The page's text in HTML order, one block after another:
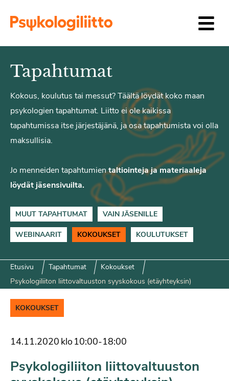
Tapahtumat
Kokous, koulutus tai messut? Täältä löydät koko maan
psykologien tapahtumat. Liitto ei ole kaikissa
tapahtumissa itse järjestäjänä, ja osa tapahtumista voi olla
maksullisia.
Jo menneiden tapahtumientaltiointeja ja materiaaleja
löydät jäsensivuilta.
MUUT TAPAHTUMAT VAIN JÄSENILLE
WEBINAARIT KOKOUKSET KOULUTUKSET
Etusivu Tapahtumat
Kokoukset
Psykologiliiton liittovaltuuston syyskokous (etäyhteyksin)
KOKOUKSET
14.11.2020 klo10:00-18:00
Psykologiliiton liittovaltuuston